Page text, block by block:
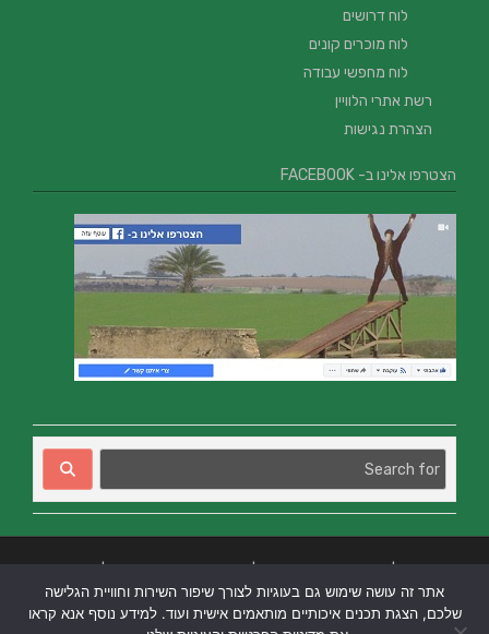
לוח דרושים
לוח מוכרים קונים
לוח מחפשי עבודה
רשת אתרי הלוויין
הצהרת נגישות
הצטרפו אלינו ב- FACEBOOK
בבאר שבע |
אתר זה עושה שימוש גם בעוגיות לצורך שיפור השירות וחוויית הגלישה
שלכם, הצגת תכנים איכותיים מותאמים אישית ועוד. למידע נוסף אנא קראו